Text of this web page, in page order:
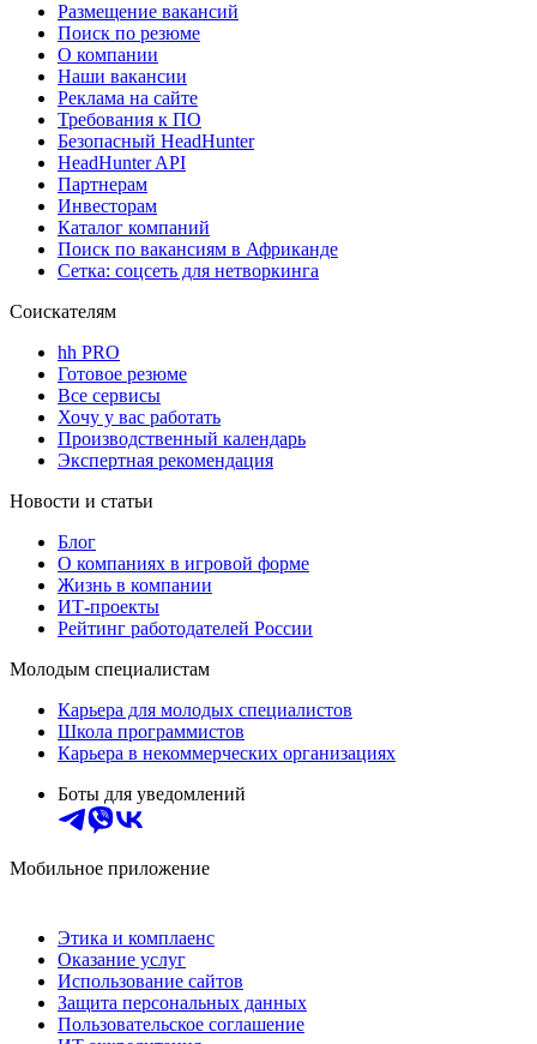
Размещение вакансий
Поиск по резюме
О компании
Наши вакансии
Реклама на сайте
Требования к ПО
Безопасный HeadHunter
HeadHunter API
Партнерам
Инвесторам
Каталог компаний
Поиск по вакансиям в Африканде
Сетка: соцсеть для нетворкинга
Соискателям
hh PRO
Готовое резюме
Все сервисы
Хочу у вас работать
Производственный календарь
Экспертная рекомендация
Новости и статьи
Блог
О компаниях в игровой форме
Жизнь в компании
ИТ-проекты
Рейтинг работодателей России
Молодым специалистам
Карьера для молодых специалистов
Школа программистов
Карьера в некоммерческих организациях
Боты для уведомлений
Мобильное приложение
Этика и комплаенс
Оказание услуг
Использование сайтов
Защита персональных данных
Пользовательское соглашение